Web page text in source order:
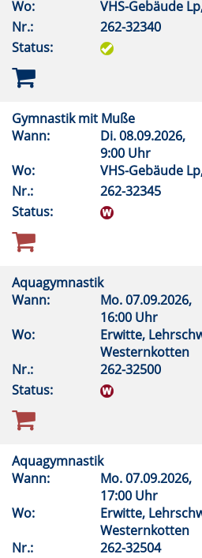
Wo:
VHS-Gebäude
Nr.:
262-32340
Status:
Gymnastik mit Muße
Wann:
Di.08.09.2026,
9:00 Uhr
Wo:
VHS-Gebäude
Nr.:
262-32345
Status:
Aquagymnastik
Wann:
Mo.07.09.2026,
16:00 Uhr
Wo:
Erwitte,
Westernkotten
Nr.:
262-32500
Status:
Aquagymnastik
Wann:
Mo.07.09.2026,
17:00 Uhr
Wo:
Erwitte,
Westernkotten
Nr.:
262-32504